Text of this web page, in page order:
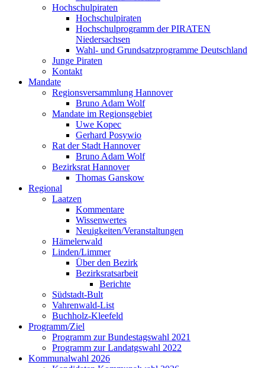
Hochschulpiraten
Hochschulpiraten
Hochschulprogramm der PIRATEN
Niedersachsen
Wahl- und Grundsatzprogramme Deutschland
Junge Piraten
Kontakt
Mandate
Regionsversammlung Hannover
Bruno Adam Wolf
Mandate im Regionsgebiet
Uwe Kopec
Gerhard Posywio
Rat der Stadt Hannover
Bruno Adam Wolf
Bezirksrat Hannover
Thomas Ganskow
Regional
Laatzen
Kommentare
Wissenwertes
Neuigkeiten/Veranstaltungen
Hämelerwald
Linden/Limmer
Über den Bezirk
Bezirksratsarbeit
Berichte
Südstadt-Bult
Vahrenwald-List
Buchholz-Kleefeld
Programm/Ziel
Programm zur Bundestagswahl 2021
Programm zur Landatgswahl 2022
Kommunalwahl 2026